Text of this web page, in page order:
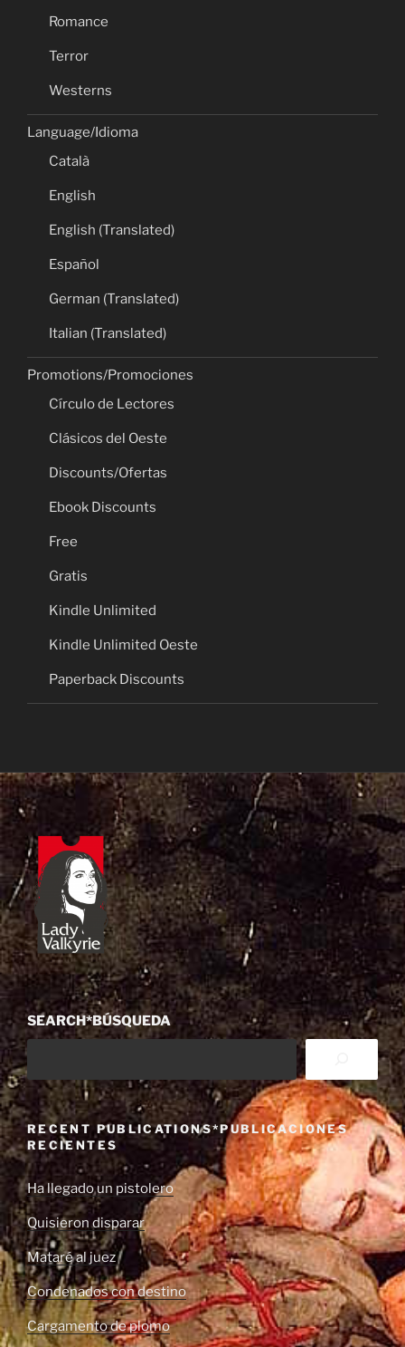
Romance
Terror
Westerns
Language/Idioma
Català
English
English (Translated)
Español
German (Translated)
Italian (Translated)
Promotions/Promociones
Círculo de Lectores
Clásicos del Oeste
Discounts/Ofertas
Ebook Discounts
Free
Gratis
Kindle Unlimited
Kindle Unlimited Oeste
Paperback Discounts
SEARCH*BÚSQUEDA
RECENT PUBLICATIONS*PUBLICACIONES
RECIENTES
Ha llegado un pistolero
Quisieron disparar
Mataré al juez
Condenados con destino
Cargamento de plomo